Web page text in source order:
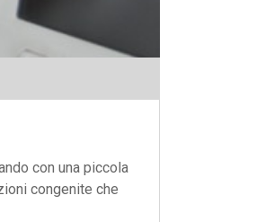
con una piccola
congenite che